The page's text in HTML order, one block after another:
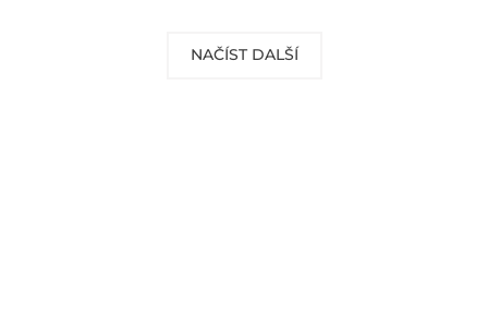
NAČÍST DALŠÍ